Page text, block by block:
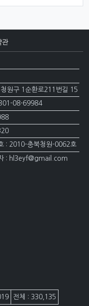
관
원구 1순환로211번길 15
08-69984
: 2010-충북청원-0062호
: hl3eyf@gmail.com
전체 : 330,135